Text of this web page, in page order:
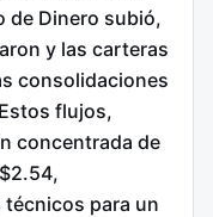
de Dinero subió,
y las carteras
consolidaciones
flujos,
concentrada de
para un